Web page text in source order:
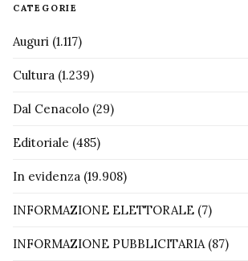
CATEGORIE
Auguri (1.117)
Cultura (1.239)
Dal Cenacolo (29)
Editoriale (485)
In evidenza (19.908)
INFORMAZIONE ELETTORALE (7)
INFORMAZIONE PUBBLICITARIA(87)